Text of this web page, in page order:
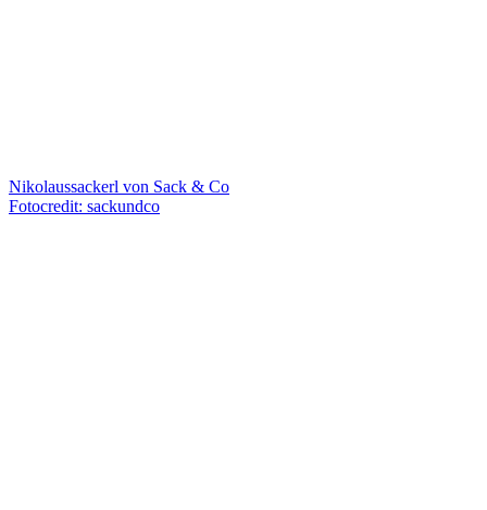
Nikolaussackerl von Sack & Co
Fotocredit: sackundco